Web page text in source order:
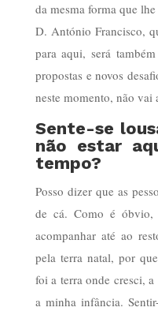
da mesma forma que
D. António Francisco,
para aqui, será
propostas e novos
neste momento, não vai
Sente-se
não estar
tempo?
Posso dizer que as
de cá. Como é óbvio,
acompanhar até ao
pela terra natal, por
foi a terra onde cresci,
a minha infância.